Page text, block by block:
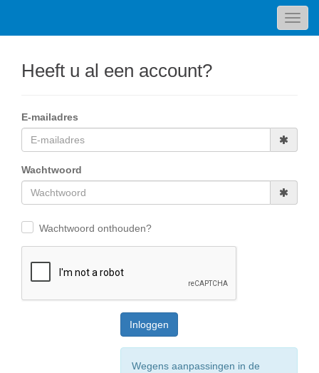
Heeft u al een account?
E-mailadres
Wachtwoord
Wachtwoord onthouden?
Wegens aanpassingen in de